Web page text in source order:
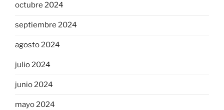
octubre 2024
septiembre 2024
agosto 2024
julio 2024
junio 2024
mayo 2024